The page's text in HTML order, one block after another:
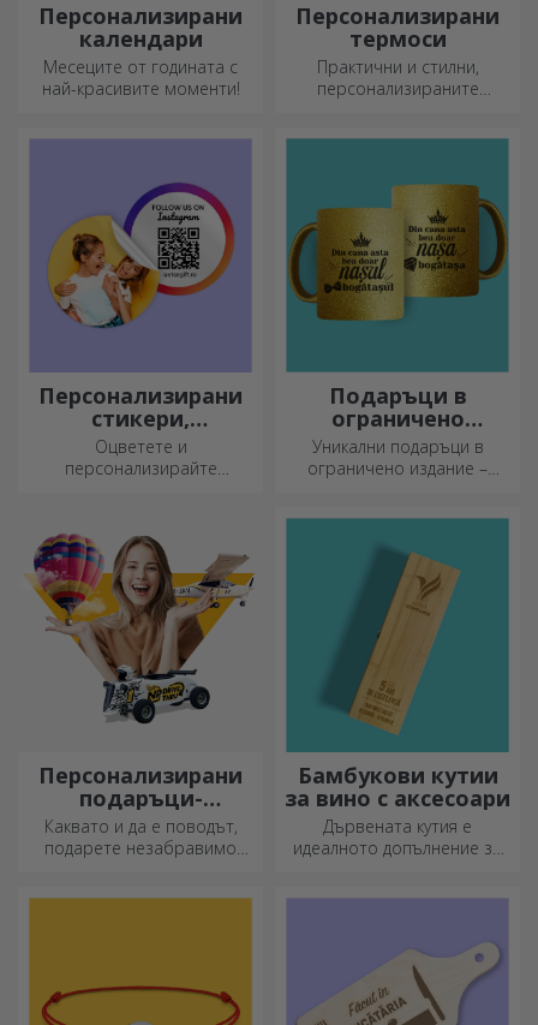
Персонализирани
календари
Месеците от годината с
най-красивите моменти!
Персонализирани
термоси
Практични и стилни,
персонализираните
Персонализирани
стикери,
самозалепващи се
етикети
Оцветете и
персонализирайте
Подаръци в
ограничено
издание
Уникални подаръци в
ограничено издание –
Персонализирани
подаръци-
преживявания
Каквато и да е поводът,
подарете незабравимо
Бамбукови кутии
за вино с аксесоари
Дървената кутия е
идеалното допълнение за